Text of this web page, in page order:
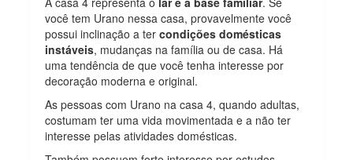
você tem Urano nessa casa, provavelmente você
possui inclinação a ter condições domésticas
instáveis, mudanças na família ou de casa. Há
uma tendência de que você tenha interesse por
decoração moderna e original.
As pessoas com Urano na casa 4, quando adultas,
costumam ter uma vida movimentada e a não ter
interesse pelas atividades domésticas.